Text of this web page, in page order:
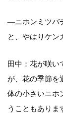
―ニホンミツバ
と、やはりケン
田中：花が咲い
が、花の季節を
体の小さいニホ
うこともありま